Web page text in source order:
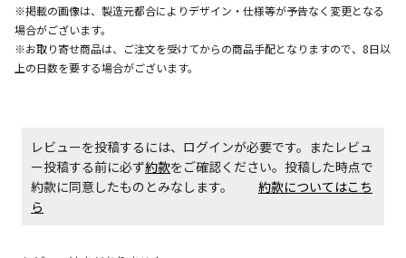
商品購入個数ごとに送料がかかる商品です
※掲載の画像は、製造元都合によりデザイン・仕様等が予告なく変更となる
場合がございます。
※お取り寄せ商品は、ご注文を受けてからの商品手配となりますので、8日以
上の日数を要する場合がございます。
レビューを投稿するには、ログインが必要です。またレビュ
ー投稿する前に必ず約款をご確認ください。投稿した時点で
約款に同意したものとみなします。 約款についてはこち
ら